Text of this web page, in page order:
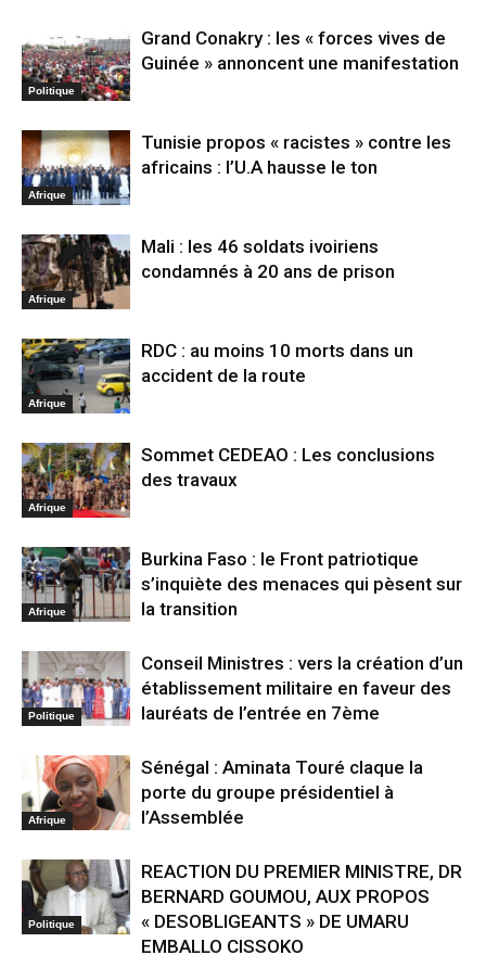
Politique
Grand Conakry : les « forces vives de
Guinée » annoncent une manifestation
Afrique
Tunisie propos « racistes » contre les
africains : l’U.A hausse le ton
Afrique
Mali : les 46 soldats ivoiriens
condamnés à 20 ans de prison
Afrique
RDC : au moins 10 morts dans un
accident de la route
Afrique
Sommet CEDEAO : Les conclusions
des travaux
Afrique
Burkina Faso : le Front patriotique
s’inquiète des menaces qui pèsent sur
la transition
Politique
Conseil Ministres : vers la création d’un
établissement militaire en faveur des
lauréats de l’entrée en 7ème
Afrique
Sénégal : Aminata Touré claque la
porte du groupe présidentiel à
l’Assemblée
Politique
REACTION DU PREMIER MINISTRE, DR
BERNARD GOUMOU, AUX PROPOS
« DESOBLIGEANTS » DE UMARU
EMBALLO CISSOKO